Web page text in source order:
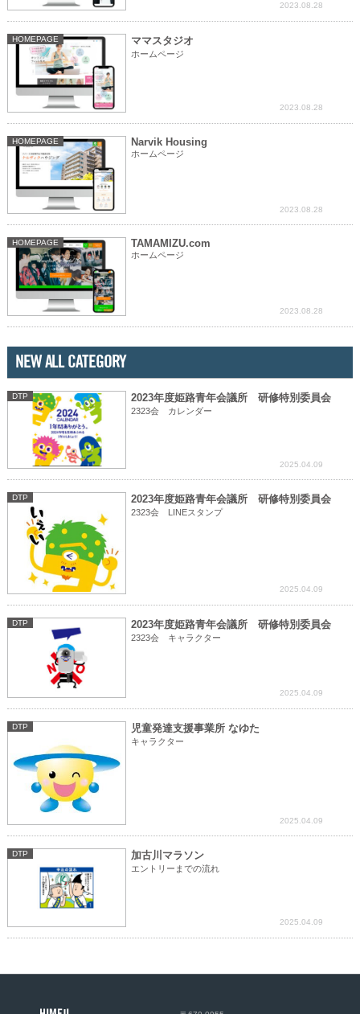
2023.08.28
HOMEPAGE ママスタジオ
ホームページ
2023.08.28
HOMEPAGE Narvik Housing
ホームページ
2023.08.28
HOMEPAGE TAMAMIZU.com
ホームページ
2023.08.28
NEW ALL CATEGORY
DTP 2023年度姫路青年会議所 研修特別委員会
2323会 カレンダー
2025.04.09
DTP 2023年度姫路青年会議所 研修特別委員会
2323会 LINEスタンプ
2025.04.09
DTP 2023年度姫路青年会議所 研修特別委員会
2323会 キャラクター
2025.04.09
DTP 児童発達支援事業所 なゆた
キャラクター
2025.04.09
DTP 加古川マラソン
エントリーまでの流れ
2025.04.09